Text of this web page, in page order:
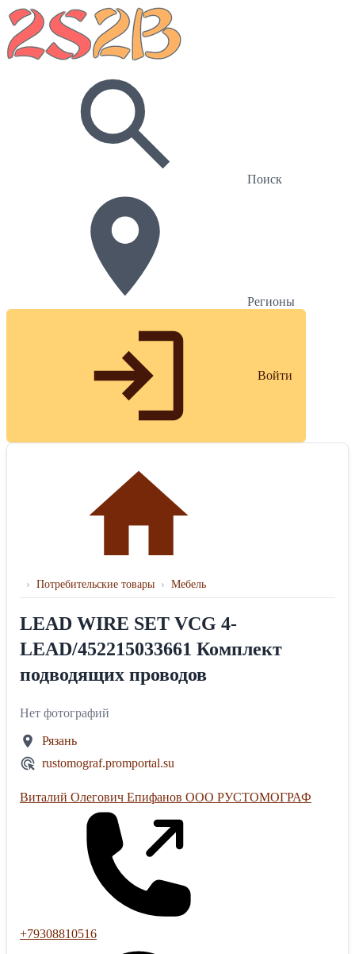
Поиск
Регионы
Войти
› Потребительские товары › Мебель
LEAD WIRE SET VCG 4-
LEAD/452215033661 Комплект
подводящих проводов
Нет фотографий
Рязань
rustomograf.promportal.su
Виталий Олегович Епифанов ООО РУСТОМОГРАФ
+79308810516